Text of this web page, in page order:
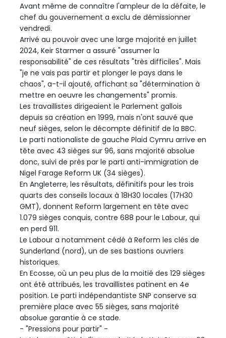
Avant même de connaître l'ampleur de la défaite, le
chef du gouvernement a exclu de démissionner
vendredi.
Arrivé au pouvoir avec une large majorité en juillet
2024, Keir Starmer a assuré "assumer la
responsabilité" de ces résultats "très difficiles". Mais
"je ne vais pas partir et plonger le pays dans le
chaos", a-t-il ajouté, affichant sa "détermination à
mettre en oeuvre les changements" promis.
Les travaillistes dirigeaient le Parlement gallois
depuis sa création en 1999, mais n'ont sauvé que
neuf sièges, selon le décompte définitif de la BBC.
Le parti nationaliste de gauche Plaid Cymru arrive en
tête avec 43 sièges sur 96, sans majorité absolue
donc, suivi de près par le parti anti-immigration de
Nigel Farage Reform UK (34 sièges).
En Angleterre, les résultats, définitifs pour les trois
quarts des conseils locaux à 18H30 locales (17H30
GMT), donnent Reform largement en tête avec
1.079 sièges conquis, contre 688 pour le Labour, qui
en perd 911.
Le Labour a notamment cédé à Reform les clés de
Sunderland (nord), un de ses bastions ouvriers
historiques.
En Ecosse, où un peu plus de la moitié des 129 sièges
ont été attribués, les travaillistes patinent en 4e
position. Le parti indépendantiste SNP conserve sa
première place avec 55 sièges, sans majorité
absolue garantie à ce stade.
- "Pressions pour partir" -